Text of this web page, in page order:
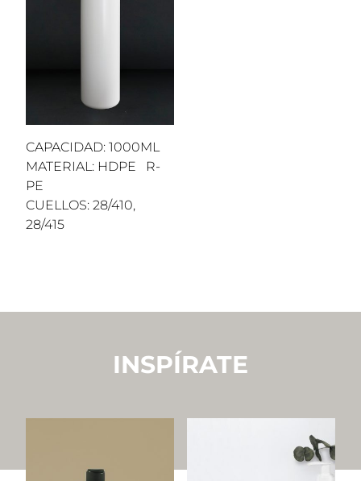
CAPACIDAD: 1000ML
MATERIAL: HDPE R-
PE
CUELLOS: 28/410,
28/415
INSPÍRATE